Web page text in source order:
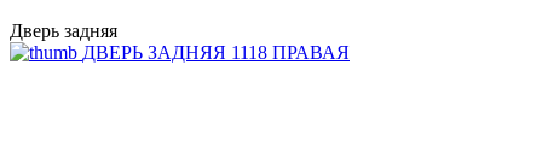
Дверь задняя
ДВЕРЬ ЗАДНЯЯ 1118 ПРАВАЯ